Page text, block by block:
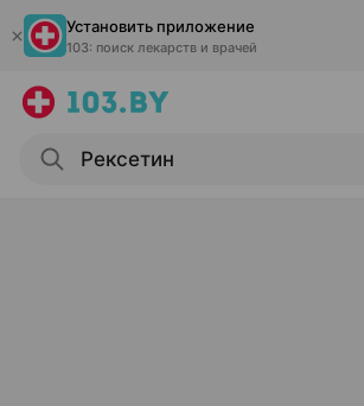
Установить приложение
103: поиск лекарств и врачей